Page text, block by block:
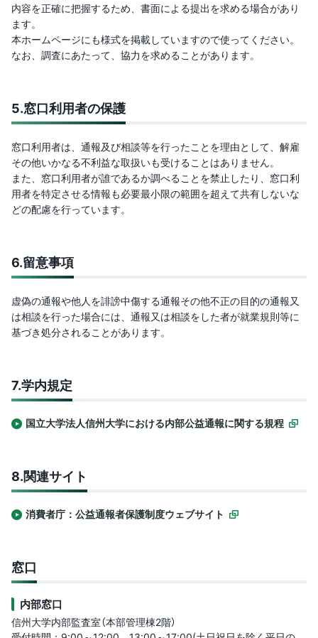
内容を正確に把握するため、書面による提出を求める場合があり
ます。
本ホームページにも様式を掲載していますので使ってください。
なお、調査にあたって、協力を求めることがあります。
5.窓口利用者の保護
窓口利用者は、通報及び相談等を行ったことを理由として、解雇
その他いかなる不利益な取扱いも受けることはありません。
また、窓口利用者が誰であるか調べることを禁止したり、窓口利
用者を特定させる情報も必要最小限の範囲を超えて共有しないな
どの配慮を行っています。
6.留意事項
虚偽の通報や他人を誹謗中傷する通報その他不正の目的の通報又
は相談を行った場合には、通報又は相談をした者が就業規則等に
基づき処分されることがあります。
7.学内規定
国立大学法人信州大学における内部公益通報に関する規程
8.関連サイト
消費者庁：公益通報者保護制度ウェブサイト
窓口
内部窓口
信州大学内部監査室（本部管理棟2階）